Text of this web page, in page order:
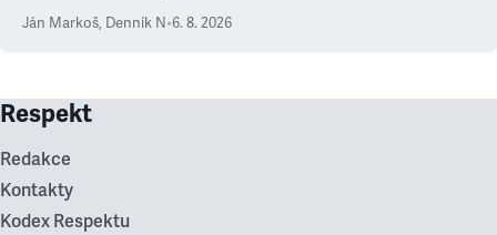
Ján Markoš, Denník N•6. 8. 2026
Respekt
Redakce
Kontakty
Kodex Respektu